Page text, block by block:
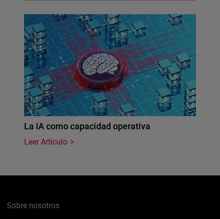
La IA como capacidad operativa
Leer Artículo
Sobre nosotros